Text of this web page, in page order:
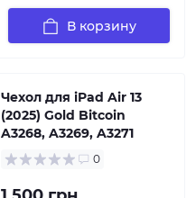
В корзину
Чехол для iPad Air 13
(2025) Gold Bitcoin
A3268, A3269, A3271
0